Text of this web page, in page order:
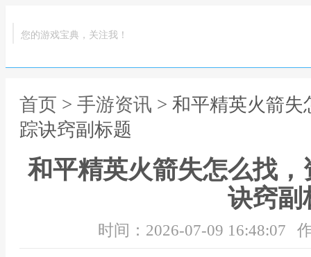
您的游戏宝典，关注我！
首页 > 手游资讯 > 和平精英火箭
踪诀窍副标题
和平精英火箭失怎么找
诀窍副
时间：2026-07-09 16:48:07